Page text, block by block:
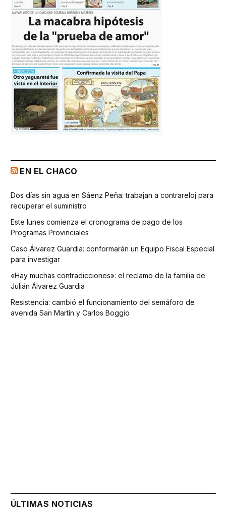
EN EL CHACO
Dos días sin agua en Sáenz Peña: trabajan a contrareloj para
recuperar el suministro
Este lunes comienza el cronograma de pago de los
Programas Provinciales
Caso Álvarez Guardia: conformarán un Equipo Fiscal Especial
para investigar
«Hay muchas contradicciones»: el reclamo de la familia de
Julián Álvarez Guardia
Resistencia: cambió el funcionamiento del semáforo de
avenida San Martín y Carlos Boggio
ÚLTIMAS NOTICIAS